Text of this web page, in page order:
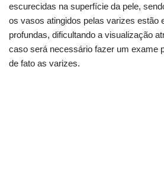
escurecidas na superfície da pele,
os vasos atingidos pelas varizes estão
profundas, dificultando a visualização
caso será necessário fazer um exame
de fato as varizes.